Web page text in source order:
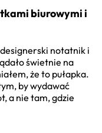
biurowymi i
notatnik i
świetnie na
że to pułapka.
by wydawać
a nie tam, gdzie